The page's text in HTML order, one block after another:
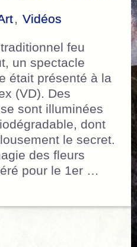
, Vidéos
feu
un spectacle
était présenté à la
(VD). Des
sont illuminées
dont
le secret.
des fleurs
pour le 1er …
– A Saint-Prex, la